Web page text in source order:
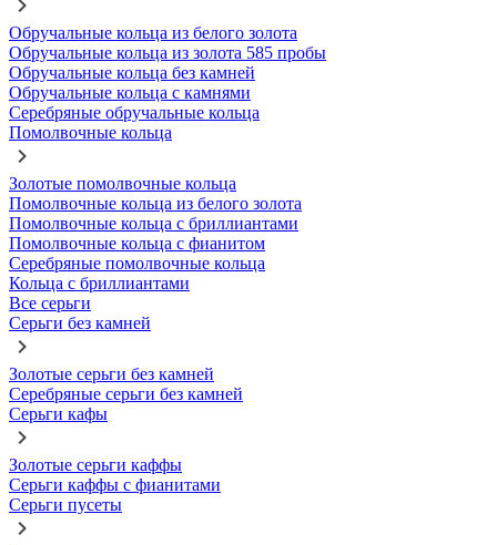
Обручальные кольца из белого золота
Обручальные кольца из золота 585 пробы
Обручальные кольца без камней
Обручальные кольца с камнями
Серебряные обручальные кольца
Помолвочные кольца
Золотые помолвочные кольца
Помолвочные кольца из белого золота
Помолвочные кольца с бриллиантами
Помолвочные кольца с фианитом
Серебряные помолвочные кольца
Кольца с бриллиантами
Все серьги
Серьги без камней
Золотые серьги без камней
Серебряные серьги без камней
Серьги кафы
Золотые серьги каффы
Серьги каффы с фианитами
Серьги пусеты